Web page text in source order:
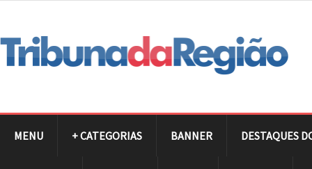
MENU + CATEGORIAS BANNER DESTAQUES